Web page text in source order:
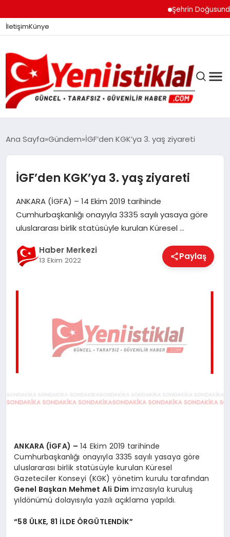
Şehrin Doğusundan
İletişimKünye
DÜNYA
Ana Sayfa Gündem İGF’den KGK’ya 3. yaş ziyareti
İGF’den KGK’ya 3. yaş ziyareti
ANKARA (İGFA) – 14 Ekim 2019 tarihinde
Cumhurbaşkanlığı onayıyla 3335 sayılı yasaya göre
uluslararası birlik statüsüyle kurulan Küresel …
Haber Merkezi
13 Ekim 2022 Paylaş
ANKARA (İGFA) – 14 Ekim 2019 tarihinde
Cumhurbaşkanlığı onayıyla 3335 sayılı yasaya göre
uluslararası birlik statüsüyle kurulan Küresel
Gazeteciler Konseyi (KGK) yönetim kurulu tarafından
Genel Başkan Mehmet Ali Dimimzasıyla kuruluş
yıldönümü dolayısıyla yazılı açıklama yapıldı.
“58 ÜLKE, 81 İLDE ÖRGÜTLENDİK”